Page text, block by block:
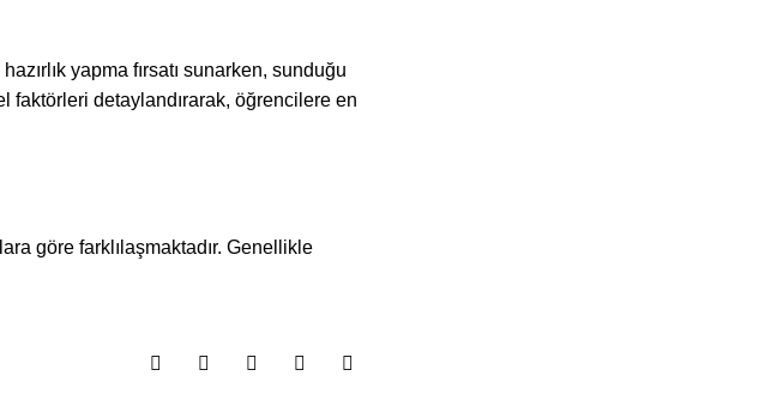
yapma fırsatı sunarken, sunduğu
faktörleri detaylandırarak, öğrencilere en
göre farklılaşmaktadır. Genellikle